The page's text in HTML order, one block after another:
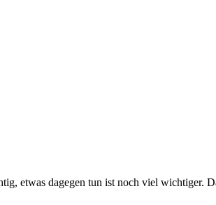
etwas dagegen tun ist noch viel wichtiger.